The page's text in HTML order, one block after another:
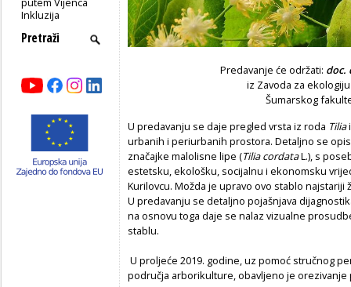
Inkluzija
Predavanje će održati: doc.
iz Zavoda za
Šumarskog
U predavanju se daje pregled vrsta iz roda Tiliai
urbanih i periurbanih prostora. Detaljno se
značajke malolisne lipe (Tilia cordataL.), s
estetsku, ekološku, socijalnu i ekonomsku
Kurilovcu. Možda je upravo ovo stablo najstariji
U predavanju se detaljno pojašnjava
na osnovu toga daje se nalaz vizualne
stablu.
U proljeće 2019. godine, uz pomoć stručnog
područja arborikulture, obavljeno je